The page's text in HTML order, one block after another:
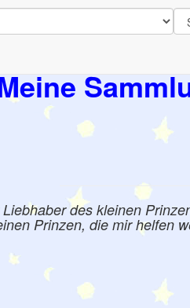
des kleinen
Prinzen, die mir helfen